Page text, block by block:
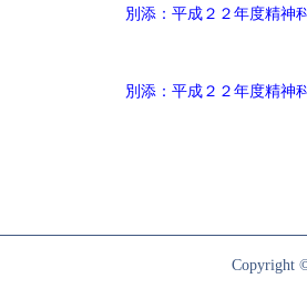
別添：平成２２年度精神
別添：平成２２年度精神
Copyright